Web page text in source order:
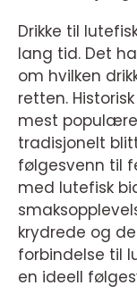
Drikke til
lang tid. Det
om hvilken
retten.
mest
tradisjonelt
følgesvenn til
med lutefisk
krydrede og
forbindelse til
en ideell